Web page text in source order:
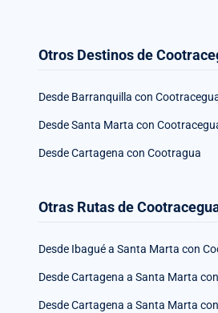
Otros Destinos de
Desde Barranquilla con
Desde Santa Marta con
Desde Cartagena con Cootragua
Otras Rutas de
Desde Ibagué a Santa Marta con
Desde Cartagena a Santa Marta
Desde Cartagena a Santa Marta